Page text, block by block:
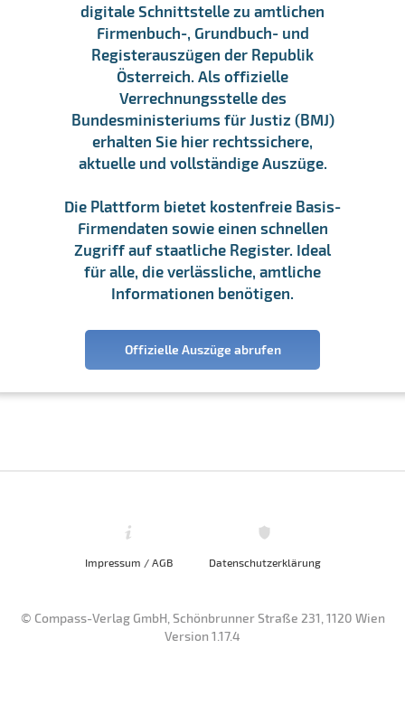
digitale Schnittstelle zu amtlichen
Firmenbuch-, Grundbuch- und
Registerauszügen der Republik
Österreich. Als offizielle
Verrechnungsstelle des
Bundesministeriums für Justiz (BMJ)
erhalten Sie hier rechtssichere,
aktuelle und vollständige Auszüge.
Die Plattform bietet kostenfreie Basis-
Firmendaten sowie einen schnellen
Zugriff auf staatliche Register. Ideal
für alle, die verlässliche, amtliche
Informationen benötigen.
Offizielle Auszüge abrufen
Impressum / AGB Datenschutzerklärung
© Compass-Verlag GmbH, Schönbrunner Straße 231, 1120 Wien
Version 1.17.4